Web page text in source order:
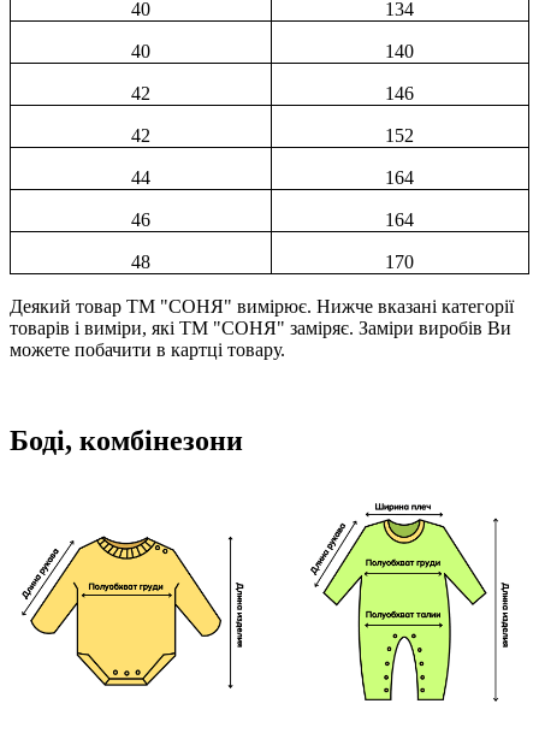
40 134
40 140
42 146
42 152
44 164
46 164
48 170
Деякий товар ТМ "СОНЯ" вимірює. Нижче вказані категорії
товарів і виміри, які ТМ "СОНЯ" заміряє. Заміри виробів Ви
можете побачити в картці товару.
Боді, комбінезони